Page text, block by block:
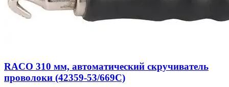
RACO 310 мм, автоматический скручиватель
проволоки (42359-53/669C)